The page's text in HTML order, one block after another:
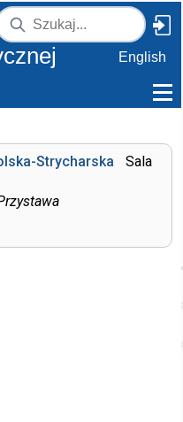
English
Sala
Strycharska